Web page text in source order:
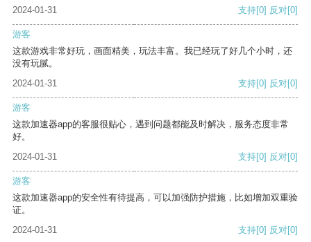
2024-01-31 支持[0] 反对[0]
游客
这款游戏非常好玩，画面精美，玩法丰富。我已经玩了好几个小时，还
没有玩腻。
2024-01-31
支持[0] 反对[0]
游客
这款加速器app的客服很贴心，遇到问题都能及时解决，服务态度非常
好。
2024-01-31
支持[0] 反对[0]
游客
这款加速器app的安全性有待提高，可以加强防护措施，比如增加双重验
证。
2024-01-31
支持[0] 反对[0]